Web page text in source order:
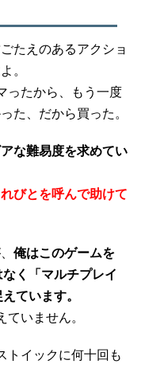
たえのあるアクショ
。
ったから、もう一度
た、だから買った。
な難易度を求めてい
びとを呼んで助けて
俺はこのゲームを
く「マルチプレイ
ています。
いません。
トイックに何十回も